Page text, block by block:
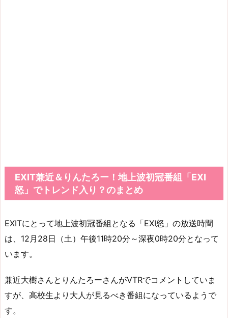
EXIT兼近＆りんたろー！地上波初冠番組「EXI
怒」でトレンド入り？のまとめ
EXITにとって地上波初冠番組となる「EXI怒」の放送時間
は、12月28日（土）午後11時20分～深夜0時20分となって
います。
兼近大樹さんとりんたろーさんがVTRでコメントしていま
すが、高校生より大人が見るべき番組になっているようで
す。